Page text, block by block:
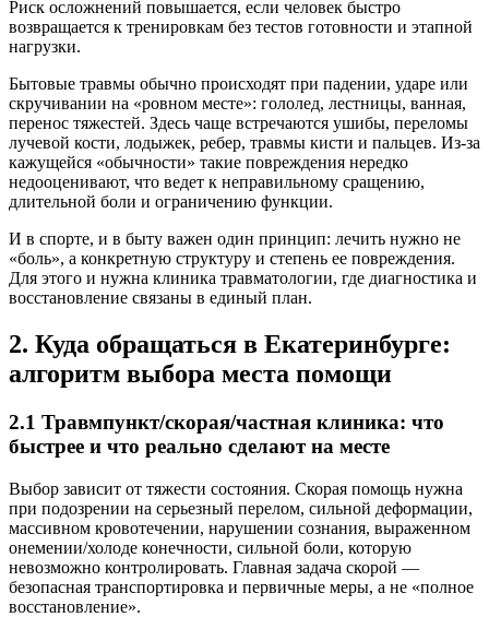
Риск осложнений повышается, если человек быстро
возвращается к тренировкам без тестов готовности и этапной
нагрузки.
Бытовые травмы обычно происходят при падении, ударе или
скручивании на «ровном месте»: гололед, лестницы, ванная,
перенос тяжестей. Здесь чаще встречаются ушибы, переломы
лучевой кости, лодыжек, ребер, травмы кисти и пальцев. Из-за
кажущейся «обычности» такие повреждения нередко
недооценивают, что ведет к неправильному сращению,
длительной боли и ограничению функции.
И в спорте, и в быту важен один принцип: лечить нужно не
«боль», а конкретную структуру и степень ее повреждения.
Для этого и нужна клиника травматологии, где диагностика и
восстановление связаны в единый план.
2. Куда обращаться в Екатеринбурге:
алгоритм выбора места помощи
2.1 Травмпункт/скорая/частная клиника: что
быстрее и что реально сделают на месте
Выбор зависит от тяжести состояния. Скорая помощь нужна
при подозрении на серьезный перелом, сильной деформации,
массивном кровотечении, нарушении сознания, выраженном
онемении/холоде конечности, сильной боли, которую
невозможно контролировать. Главная задача скорой —
безопасная транспортировка и первичные меры, а не «полное
восстановление».